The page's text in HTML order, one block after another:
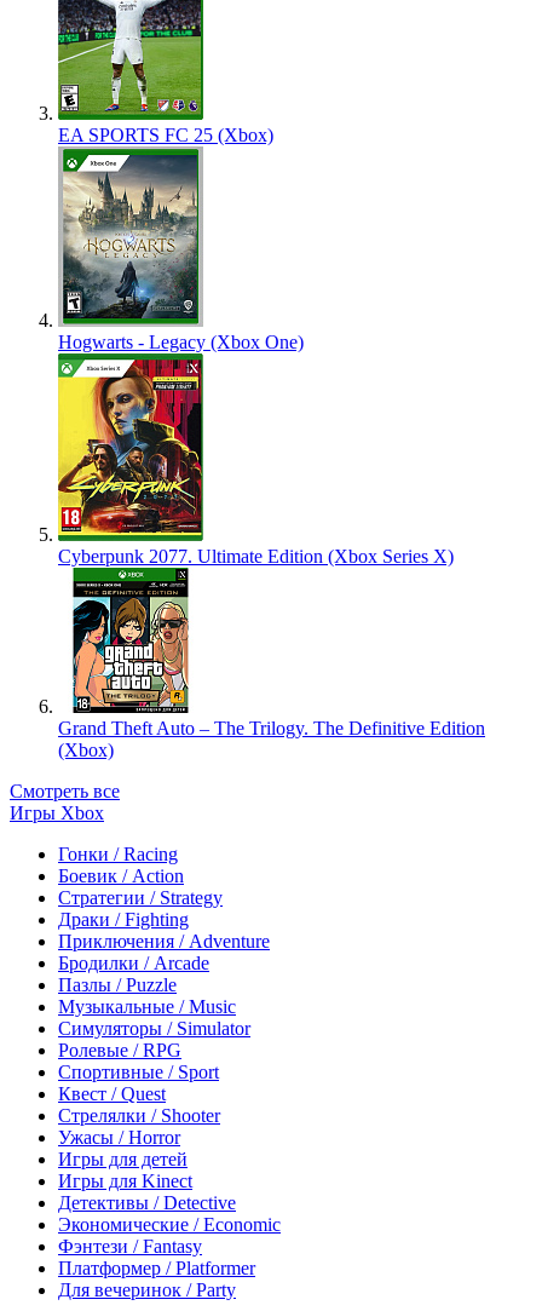
EA SPORTS FC 25 (Xbox)
Hogwarts - Legacy (Xbox One)
Cyberpunk 2077. Ultimate Edition (Xbox Series X)
Grand Theft Auto – The Trilogy. The Definitive Edition
(Xbox)
Смотреть все
Игры Xbox
Гонки / Racing
Боевик / Action
Стратегии / Strategy
Драки / Fighting
Приключения / Adventure
Бродилки / Arcade
Пазлы / Puzzle
Музыкальные / Music
Симуляторы / Simulator
Ролевые / RPG
Спортивные / Sport
Квест / Quest
Стрелялки / Shooter
Ужасы / Horror
Игры для детей
Игры для Kinect
Детективы / Detective
Экономические / Economic
Фэнтези / Fantasy
Платформер / Platformer
Для вечеринок / Party